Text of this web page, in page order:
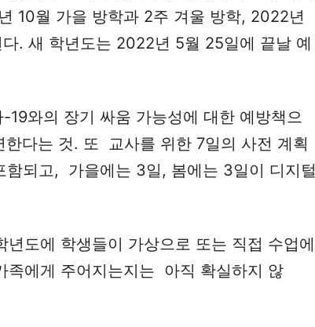
10월 가을 방학과 2주 겨울 방학, 2022년
. 새 학년도는 2022년 5월 25일에 끝날 예
19와의 장기 싸움 가능성에 대한 예방책으
다는 것. 또 교사를 위한 7일의 사전 계획
함되고, 가을에는 3일, 봄에는 3일이 디지털
년도에 학생들이 가상으로 또는 직접 수업에
족에게 주어지는지는 아직 확실하지 않